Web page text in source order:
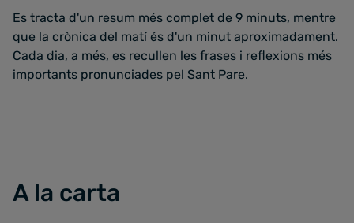
Es tracta d'un resum més complet de 9 minuts, mentre
que la crònica del matí és d'un minut aproximadament.
Cada dia, a més, es recullen les frases i reflexions més
importants pronunciades pel Sant Pare.
A la carta